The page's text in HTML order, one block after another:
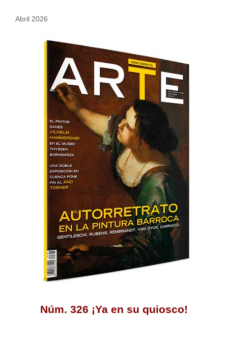
Abril 2026
Núm. 326 ¡Ya en su quiosco!